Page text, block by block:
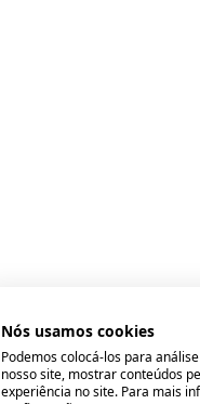
Nós usamos cookies
Podemos colocá-los para
nosso site, mostrar conteúdos
experiência no site. Para mais